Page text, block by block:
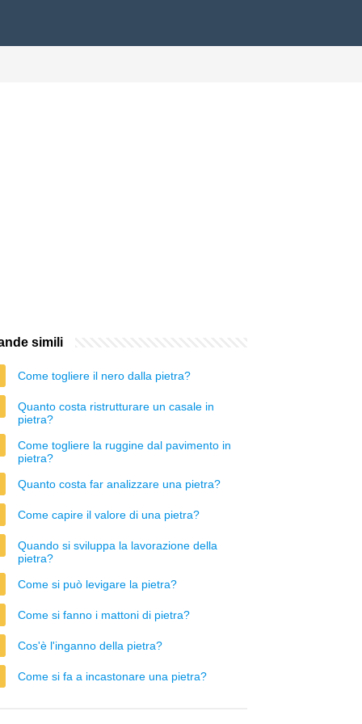
simili
Come togliere il nero dalla pietra?
Quanto costa ristrutturare un casale in
pietra?
Come togliere la ruggine dal pavimento in
pietra?
Quanto costa far analizzare una pietra?
Come capire il valore di una pietra?
Quando si sviluppa la lavorazione della
pietra?
Come si può levigare la pietra?
Come si fanno i mattoni di pietra?
Cos'è l'inganno della pietra?
Come si fa a incastonare una pietra?